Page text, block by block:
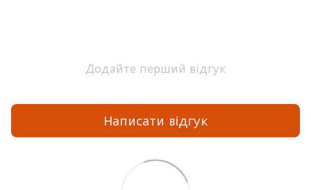
Додайте перший відгук
Написати відгук